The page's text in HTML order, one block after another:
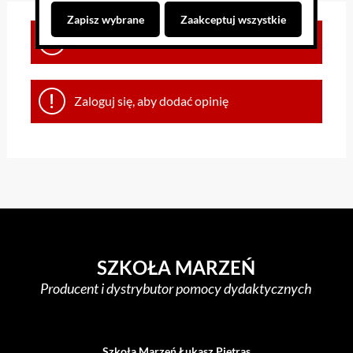
Brak opinii dla towaru
Zaloguj się, aby dodać opinię
SZKOŁA MARZEŃ
Producent i dystrybutor pomocy dydaktycznych
Zapisz wybrane Zaakceptuj wszystkie